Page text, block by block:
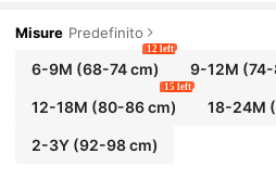
Misure Predefinito
6-9M (68-74 cm)
12 left
9-12M
12-18M (80-86 cm)
15 left
18-24M
2-3Y(92-98 cm)